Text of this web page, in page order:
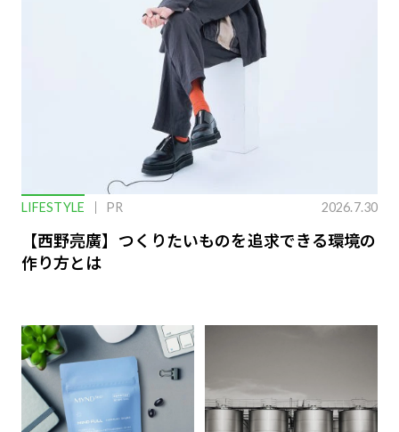
LIFESTYLE PR 2026.7.30
【西野亮廣】つくりたいものを追求できる環境の
作り方とは